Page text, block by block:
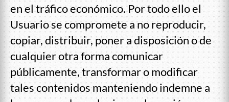
en el tráfico económico. Por todo ello el
Usuario se compromete a no reproducir,
copiar, distribuir, poner a disposición o de
cualquier otra forma comunicar
públicamente, transformar o modificar
tales contenidos manteniendo indemne a